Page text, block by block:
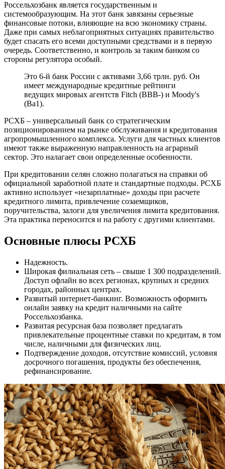
Россельхозбанк является государственным и
системообразующим. На этот банк завязаны серьезные
финансовые потоки, влияющие на всю экономику страны.
Даже при самых неблагоприятных ситуациях правительство
будет спасать его всеми доступными средствами и в первую
очередь. Соответственно, и контроль за таким банком со
стороны регулятора особый.
Это 6-й банк России с активами 3,66 трлн. руб. Он
имеет международные кредитные рейтинги
ведущих мировых агентств Fitch (ВВB-) и Moody's
(Ва1).
РСХБ – универсальный банк со стратегическим
позиционированием на рынке обслуживания и кредитования
агропромышленного комплекса. Услуги для частных клиентов
имеют также выраженную направленность на аграрный
сектор. Это налагает свои определенные особенности.
При кредитовании селян сложно полагаться на справки об
официальной заработной плате и стандартные подходы. РСХБ
активно использует «незарплатные» доходы при расчете
кредитного лимита, привлечение созаемщиков,
поручительства, залоги для увеличения лимита кредитования.
Эта практика переносится и на работу с другими клиентами.
Основные плюсы РСХБ
Надежность.
Широкая филиальная сеть – свыше 1 300 подразделений.
Доступ офлайн во всех регионах, крупных и средних
городах, районных центрах.
Развитый интернет-банкинг. Возможность оформить
онлайн заявку на кредит наличными на сайте
Россельхозбанка.
Развитая ресурсная база позволяет предлагать
привлекательные процентные ставки по кредитам, в том
числе, наличными для физических лиц.
Подтверждение доходов, отсутствие комиссий, условия
досрочного погашения, продукты без обеспечения,
рефинансирование.